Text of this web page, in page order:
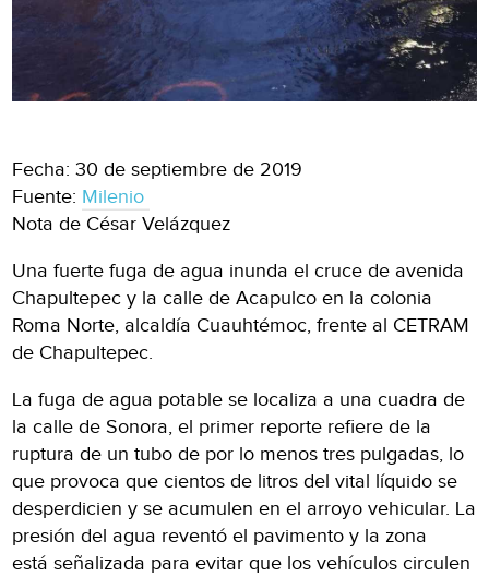
Fecha: 30 de septiembre de 2019
Fuente: Milenio
Nota de César Velázquez
Una fuerte fuga de agua inunda el cruce de avenida
Chapultepec y la calle de Acapulco en la colonia
Roma Norte, alcaldía Cuauhtémoc, frente al CETRAM
de Chapultepec.
La fuga de agua potable se localiza a una cuadra de
la calle de Sonora, el primer reporte refiere de la
ruptura de un tubo de por lo menos tres pulgadas, lo
que provoca que cientos de litros del vital líquido se
desperdicien y se acumulen en el arroyo vehicular. La
presión del agua reventó el pavimento y la zona
está señalizada para evitar que los vehículos circulen